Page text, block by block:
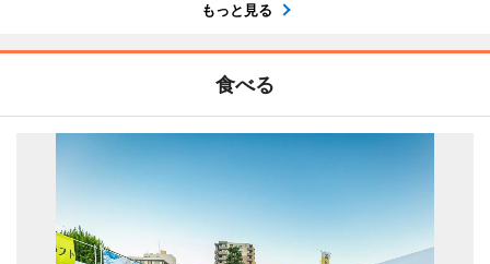
もっと見る
食べる